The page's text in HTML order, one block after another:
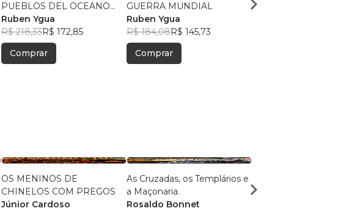
PUEBLOS DEL OCEANO
PACÍFICO
Ruben Ygua
R$ 218,33R$ 172,85
Comprar
GUERRA MUNDIAL
Ruben Ygua
R$ 184,08R$ 145,73
Comprar
DE TROYA
OS MENINOS DE
CHINELOS COM PREGOS
Júnior Cardoso
As Cruzadas, os Templários e
a Maçonaria.
Rosaldo Bonnet
Ariel Placidino Silva